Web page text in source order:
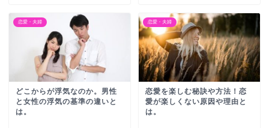
恋愛・夫婦
どこからが浮気なのか。男性
と女性の浮気の基準の違いと
は。
恋愛・夫婦
恋愛を楽しむ秘訣や方法！恋
愛が楽しくない原因や理由と
は。